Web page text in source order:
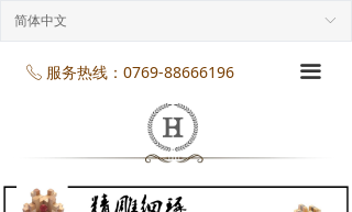
ꂅ 服务热线：0769-88666196
ꀅ
简体中文
끀
首页
企业介绍